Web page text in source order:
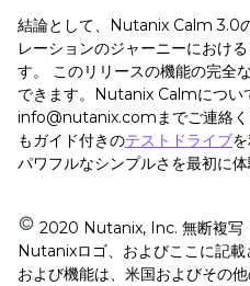
結論として、Nutanix Calm 3.0
レーションのジャーニーにおけ
す。 このリリースの機能の完全な
できます。Nutanix Calmについ
info@nutanix.comまでご連絡く
もガイド付きのテストドライブ
パワフルなシンプルさを最初に
2020 Nutanix, Inc. 無断複写
Nutanixロゴ、およびここに記
および機能は、米国およびその